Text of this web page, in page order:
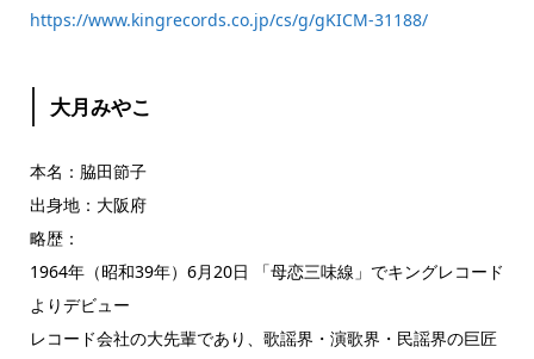
https://www.kingrecords.co.jp/cs/g/gKICM-31188/
大月みやこ
本名：脇田節子
出身地：大阪府
略歴：
1964年（昭和39年）6月20日 「母恋三味線」でキングレコード
よりデビュー
レコード会社の大先輩であり、歌謡界・演歌界・民謡界の巨匠